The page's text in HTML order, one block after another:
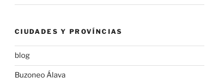
CIUDADES Y PROVÍNCIAS
blog
Buzoneo Álava